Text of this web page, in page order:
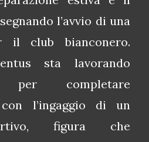
l’avvio di una
il club bianconero.
sta lavorando
per completare
con l’ingaggio di un
figura che